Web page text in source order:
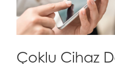
Çoklu Cihaz